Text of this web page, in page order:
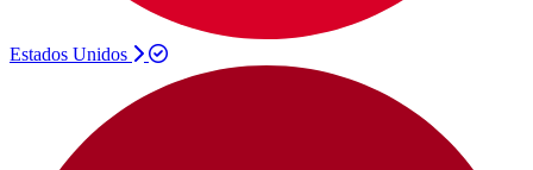
Estados Unidos